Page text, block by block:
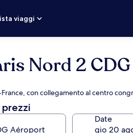
viaggi
Nord 2
con collegamento al centro
Date